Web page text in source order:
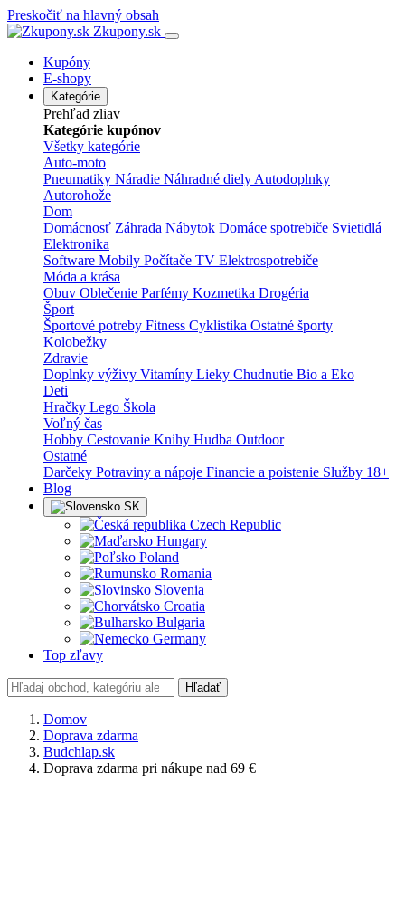
Preskočiť na hlavný obsah
Zkupony.sk
Kupóny
E-shopy
Kategórie
Prehľad zliav
Kategórie kupónov
Všetky kategórie
Auto-moto
Pneumatiky Náradie Náhradné diely Autodoplnky
Autorohože
Dom
Domácnosť Záhrada Nábytok Domáce spotrebiče Svietidlá
Elektronika
Software Mobily Počítače TV Elektrospotrebiče
Móda a krása
Obuv Oblečenie Parfémy Kozmetika Drogéria
Šport
Športové potreby Fitness Cyklistika Ostatné športy
Kolobežky
Zdravie
Doplnky výživy Vitamíny Lieky Chudnutie Bio a Eko
Deti
Hračky Lego Škola
Voľný čas
Hobby Cestovanie Knihy Hudba Outdoor
Ostatné
Darčeky Potraviny a nápoje Financie a poistenie Služby 18+
Blog
SK
Czech Republic
Hungary
Poland
Romania
Slovenia
Croatia
Bulgaria
Germany
Top zľavy
Hľadať
Domov
Doprava zdarma
Budchlap.sk
Doprava zdarma pri nákupe nad 69 €